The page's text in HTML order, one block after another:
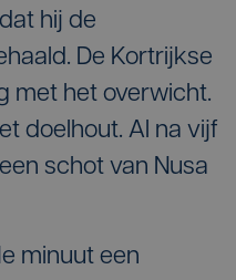
hij de
De Kortrijkse
met het overwicht.
doelhout. Al na vijf
schot van Nusa
minuut een